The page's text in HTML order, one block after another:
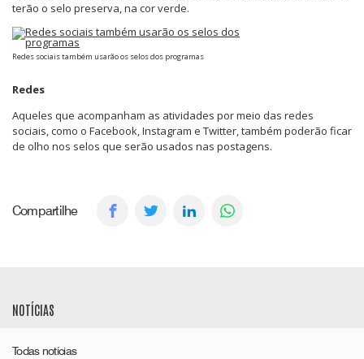
terão o selo preserva, na cor verde.
Redes sociais também usarão os selos dos programas
Redes
Aqueles que acompanham as atividades por meio das redes
sociais, como o Facebook, Instagram e Twitter, também poderão ficar
de olho nos selos que serão usados nas postagens.
Compartilhe
NOTÍCIAS
Todas notícias